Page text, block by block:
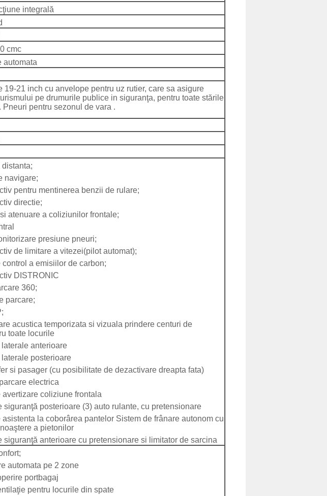
integrală
cmc
automata
19-21 inch cu anvelope pentru uz rutier, care sa asigure
pe drumurile publice in siguranţa, pentru toate stările
Pneuri pentru sezonul de vara .
pentru mentinerea benzii de rulare;
directie;
a coliziunilor frontale;
presiune pneuri;
de limitare a vitezei(pilot automat);
a emisiilor de carbon;
DISTRONIC
360;
acustica temporizata si vizuala prindere centuri de
toate locurile
anterioare
posterioare
pasager (cu posibilitate de dezactivare dreapta fata)
electrica
coliziune frontala
posterioare (3) auto rulante, cu pretensionare
la coborârea pantelor Sistem de frânare autonom cu
a pietonilor
anterioare cu pretensionare si limitator de sarcina
pe 2 zone
portbagaj
pentru locurile din spate